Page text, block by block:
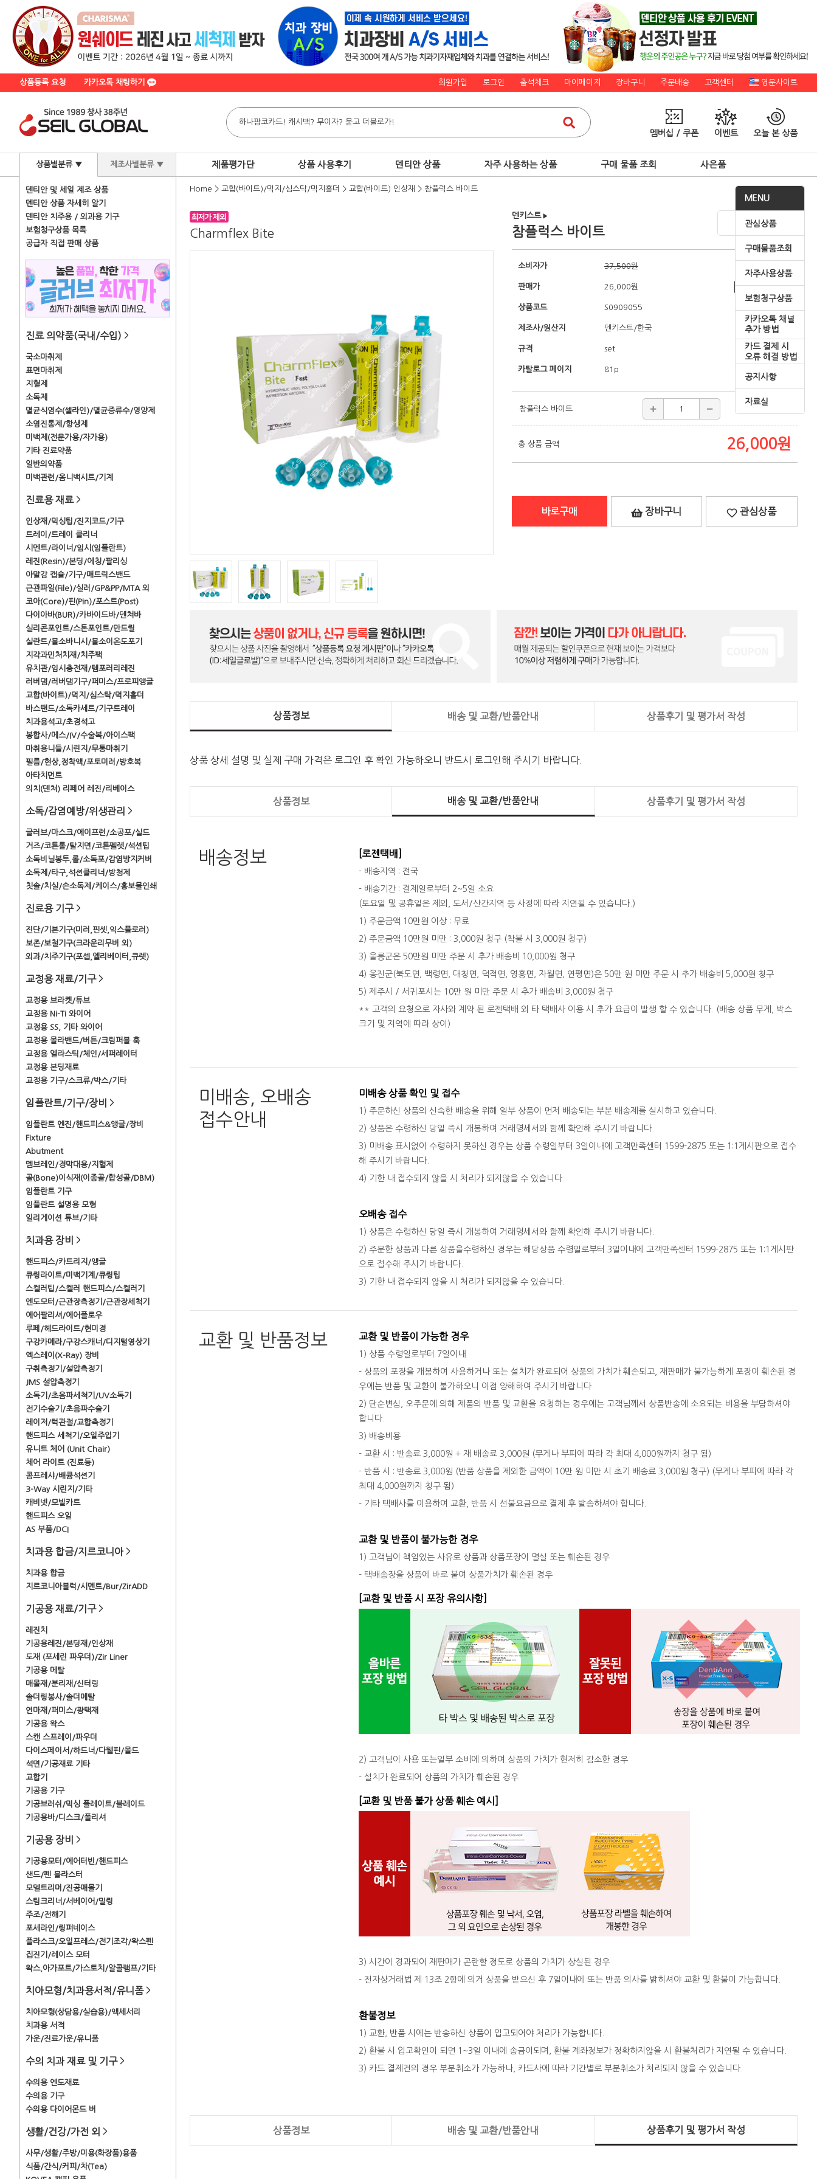
상품등록 요청 카카오톡 채팅하기 회원가입 로그인 출석체크 마이페이지 장바구니 주문배송 고객센터 영문사이트
멤버십 / 쿠폰 이벤트 오늘 본 상품
상품별분류 ▼ 제조사별분류 ▼
덴티안 및 세일 제조 상품
덴티안 상품 자세히 알기
덴티안 치주용 / 외과용 기구
보험청구상품 목록
공급자 직접 판매 상품
진료 의약품(국내/수입) >
국소마취제
표면마취제
지혈제
소독제
멸균식염수(셀라인)/멸균증류수/영양제
소염진통제/항생제
미백제(전문가용/자가용)
기타 진료약품
일반의약품
미백관련/옴니백시트/기계
진료용 재료 >
인상재/믹싱팁/진지코드/기구
트레이/트레이 클리너
시멘트/라이너/임시(임플란트)
레진(Resin)/본딩/에칭/팔리싱
아말감 캡슐/기구/매트릭스밴드
근관파일(File)/실러/GP&PP/MTA 외
코아(Core)/핀(Pin)/포스트(Post)
다이아바(BUR)/카바이드바/덴쳐바
실리콘포인트/스톤포인트/만드릴
실란트/불소바니시/불소이온도포기
지각과민처치재/치주팩
유치관/임시충전재/템포러리레진
러버댐/러버댐기구/퍼미스/프로피앵글
교합(바이트)/먹지/심스탁/먹지홀더
바스탠드/소독카세트/기구트레이
치과용석고/초경석고
봉합사/메스/IV/수술복/아이스팩
마취용니들/시린지/무통마취기
필름/현상,정착액/포토미러/방호복
아타치먼트
의치(덴쳐) 리페어 레진/리베이스
소독/감염예방/위생관리 >
글러브/마스크/에이프런/소공포/실드
거즈/코튼롤/탈지면/코튼펠렛/석션팁
소독비닐봉투,롤/소독포/감염방지커버
소독제/타구,석션클리너/방청제
칫솔/치실/손소독제/케이스/홍보물인쇄
진료용 기구 >
진단/기본기구(미러,핀셋,익스플로러)
보존/보철기구(크라운리무버 외)
외과/치주기구(포셉,엘리베이터,큐렛)
교정용 재료/기구 >
교정용 브라켓/튜브
교정용 Ni-Ti 와이어
교정용 SS, 기타 와이어
교정용 몰라밴드/버튼/크림퍼블 훅
교정용 엘라스틱/체인/세퍼레이터
교정용 본딩재료
교정용 기구/스크류/박스/기타
임플란트/기구/장비 >
임플란트 엔진/핸드피스&앵글/장비
Fixture
Abutment
멤브레인/경막대용/지혈제
골(Bone)이식재(이종골/합성골/DBM)
임플란트 기구
임플란트 설명용 모형
일리게이션 튜브/기타
치과용 장비 >
핸드피스/카트리지/앵글
큐링라이트/미백기계/큐링팁
스켈러팁/스켈러 핸드피스/스켈러기
엔도모터/근관장측정기/근관장세척기
에어팔리셔/에어플로우
루페/헤드라이트/현미경
구강카메라/구강스캐너/디지털영상기
엑스레이(X-Ray) 장비
구취측정기/설압측정기
JMS 설압측정기
소독기/초음파세척기/UV소독기
전기수술기/초음파수술기
레이저/턱관절/교합측정기
핸드피스 세척기/오일주입기
유니트 체어 (Unit Chair)
체어 라이트 (진료등)
콤프레샤/배큠석션기
3-Way 시린지/기타
캐비넷/모빌카트
핸드피스 오일
AS 부품/DCI
치과용 합금/지르코니아 >
치과용 합금
지르코니아블럭/시멘트/Bur/ZirADD
기공용 재료/기구 >
레진치
기공용레진/본딩재/인상재
도재 (포세린 파우더)/Zir Liner
기공용 메탈
매몰재/분리재/신터링
솔더링봉사/솔더메탈
연마재/퍼미스/광택재
기공용 왁스
스캔 스프레이/파우더
다이스페이서/하드너/다웰핀/몰드
석면/기공재료 기타
교합기
기공용 기구
기공브러쉬/믹싱 플레이트/블레이드
기공용바/디스크/폴리셔
기공용 장비 >
기공용모터/에어터빈/핸드피스
샌드/펜 블라스터
모델트리머/진공매몰기
스팀크리너/서베이어/밀링
주조/전해기
포세라인/링퍼네이스
플라스크/오일프레스/전기조각/왁스펜
집진기/레이스 모터
왁스,아가포트/가스토치/알콜램프/기타
치아모형/치과용서적/유니폼 >
치아모형(상담용/실습용)/액세서리
치과용 서적
가운/진료가운/유니폼
수의 치과 재료 및 기구 >
수의용 엔도재료
수의용 기구
수의용 다이어몬드 버
생활/건강/가전 외 >
사무/생활/주방/미용(화장품)용품
식품/간식/커피/차(Tea)
제품평가단 상품 사용후기 덴티안 상품 자주 사용하는 상품 구매 물품 조회 사은품
MENU
관심상품
구매물품조회
자주사용상품
보험청구상품
카카오톡 채널
추가 방법
카드 결제 시
오류 해결 방법
공지사항
자료실
Home > 교합(바이트)/먹지/심스탁/먹지홀더 > 교합(바이트) 인상재 > 참플럭스 바이트
Charmflex Bite
덴키스트 ▶
참플럭스 바이트
소비자가 37,500원
판매가 26,000원 쇼핑혜택
상품코드 S0909055
제조사/원산지 덴키스트/한국
규격 set
카탈로그 페이지 81p
참플럭스 바이트
총 상품 금액 26,000원
바로구매 장바구니 관심상품
상품정보 배송 및 교환/반품안내 상품후기 및 평가서 작성
상품 상세 설명 및 실제 구매 가격은 로그인 후 확인 가능하오니 반드시 로그인해 주시기 바랍니다.
상품정보 배송 및 교환/반품안내 상품후기 및 평가서 작성
배송정보 [로젠택배]
- 배송지역 : 전국
- 배송기간 : 결제일로부터 2~5일 소요
(토요일 및 공휴일은 제외, 도서/산간지역 등 사정에 따라 지연될 수 있습니다.)
1) 주문금액 10만원 이상 : 무료
2) 주문금액 10만원 미만 : 3,000원 청구 (착불 시 3,000원 청구)
3) 울릉군은 50만원 미만 주문 시 추가 배송비 10,000원 청구
4) 옹진군(북도면, 백령면, 대청면, 덕적면, 영흥면, 자월면, 연평면)은 50만 원 미만 주문 시 추가 배송비 5,000원 청구
5) 제주시 / 서귀포시는 10만 원 미만 주문 시 추가 배송비 3,000원 청구
** 고객의 요청으로 자사와 계약 된 로젠택배 외 타 택배사 이용 시 추가 요금이 발생 할 수 있습니다. (배송 상품 무게, 박스
크기 및 지역에 따라 상이)
미배송, 오배송
접수안내
미배송 상품 확인 및 접수
1) 주문하신 상품의 신속한 배송을 위해 일부 상품이 먼저 배송되는 부분 배송제를 실시하고 있습니다.
2) 상품은 수령하신 당일 즉시 개봉하여 거래명세서와 함께 확인해 주시기 바랍니다.
3) 미배송 표시없이 수령하지 못하신 경우는 상품 수령일부터 3일이내에 고객만족센터 1599-2875 또는 1:1게시판으로 접수
해 주시기 바랍니다.
4) 기한 내 접수되지 않을 시 처리가 되지않을 수 있습니다.
오배송 접수
1) 상품은 수령하신 당일 즉시 개봉하여 거래명세서와 함께 확인해 주시기 바랍니다.
2) 주문한 상품과 다른 상품을수령하신 경우는 해당상품 수령일로부터 3일이내에 고객만족센터 1599-2875 또는 1:1게시판
으로 접수해 주시기 바랍니다.
3) 기한 내 접수되지 않을 시 처리가 되지않을 수 있습니다.
교환 및 반품정보 교환 및 반품이 가능한 경우
1) 상품 수령일로부터 7일이내
- 상품의 포장을 개봉하여 사용하거나 또는 설치가 완료되어 상품의 가치가 훼손되고, 재판매가 불가능하게 포장이 훼손된 경
우에는 반품 및 교환이 불가하오니 이점 양해하여 주시기 바랍니다.
2) 단순변심, 오주문에 의해 제품의 반품 및 교환을 요청하는 경우에는 고객님께서 상품반송에 소요되는 비용을 부담하셔야
합니다.
3) 배송비용
- 교환 시 : 반송료 3,000원 + 재 배송료 3,000원 (무게나 부피에 따라 각 최대 4,000원까지 청구 됨)
- 반품 시 : 반송료 3,000원 (반품 상품을 제외한 금액이 10만 원 미만 시 초기 배송료 3,000원 청구) (무게나 부피에 따라 각
최대 4,000원까지 청구 됨)
- 기타 택배사를 이용하여 교환, 반품 시 선불요금으로 결제 후 발송하셔야 합니다.
교환 및 반품이 불가능한 경우
1) 고객님이 책임있는 사유로 상품과 상품포장이 멸실 또는 훼손된 경우
- 택배송장을 상품에 바로 붙여 상품가치가 훼손된 경우
[교환 및 반품 시 포장 유의사항]
2) 고객님이 사용 또는일부 소비에 의하여 상품의 가치가 현저히 감소한 경우
- 설치가 완료되어 상품의 가치가 훼손된 경우
[교환 및 반품 불가 상품 훼손 예시]
3) 시간이 경과되어 재판매가 곤란할 정도로 상품의 가치가 상실된 경우
- 전자상거래법 제 13조 2항에 의거 상품을 받으신 후 7일이내에 또는 반품 의사를 밝히셔야 교환 및 환불이 가능합니다.
환불정보
1) 교환, 반품 시에는 반송하신 상품이 입고되어야 처리가 가능합니다.
2) 환불 시 입고확인이 되면 1~3일 이내에 송금이되며, 환불 계좌정보가 정확하지않을 시 환불처리가 지연될 수 있습니다.
3) 카드 결제건의 경우 부분취소가 가능하나, 카드사에 따라 기간별로 부분취소가 처리되지 않을 수 있습니다.
상품정보 배송 및 교환/반품안내 상품후기 및 평가서 작성